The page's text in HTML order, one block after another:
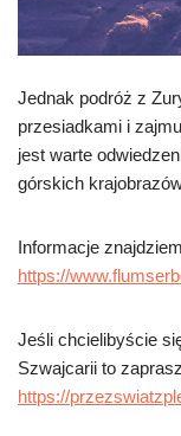
Jednak podróż z
przesiadkami i
jest warte
górskich
Informacje
https://
Jeśli chcielibyście
Szwajcarii to
https://